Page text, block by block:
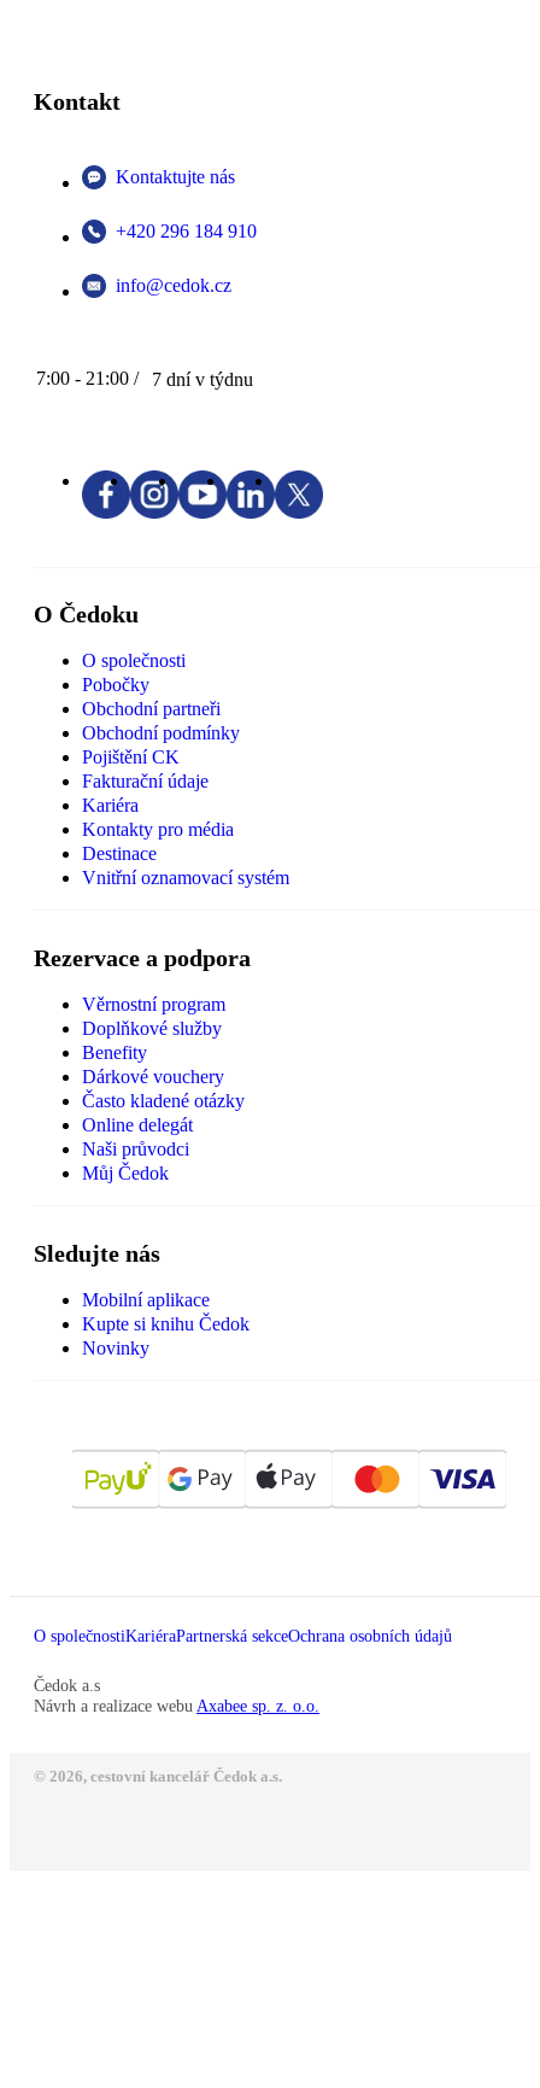
Kontakt
Kontaktujte nás
+420 296 184 910
info@cedok.cz
7:00 - 21:00 / 7 dní v týdnu
O Čedoku
O společnosti
Pobočky
Obchodní partneři
Obchodní podmínky
Pojištění CK
Fakturační údaje
Kariéra
Kontakty pro média
Destinace
Vnitřní oznamovací systém
Rezervace a podpora
Věrnostní program
Doplňkové služby
Benefity
Dárkové vouchery
Často kladené otázky
Online delegát
Naši průvodci
Můj Čedok
Sledujte nás
Mobilní aplikace
Kupte si knihu Čedok
Novinky
O společnostiKariéraPartnerská sekceOchrana osobních údajů
Čedok a.s
Návrh a realizace webu Axabee sp. z. o.o.
© 2026, cestovní kancelář Čedok a.s.